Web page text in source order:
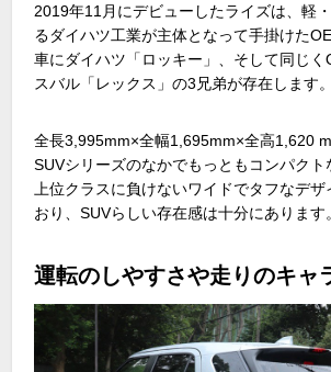
2019年11 月にデビューしたライズは、軽
るダイハツ工業が主体となって手掛けた
車にダイハツ「ロッキー」、そして同じく
スバル「レックス」の3 兄弟が存在します。
全長3,995mm×全幅1,695mm×全高1,620
SUVシリーズのなかでもっともコンパクト
上位クラスに負けないワイドでタフなデ
おり、SUVらしい存在感は十分にあります
運転のしやすさや走りのキャ